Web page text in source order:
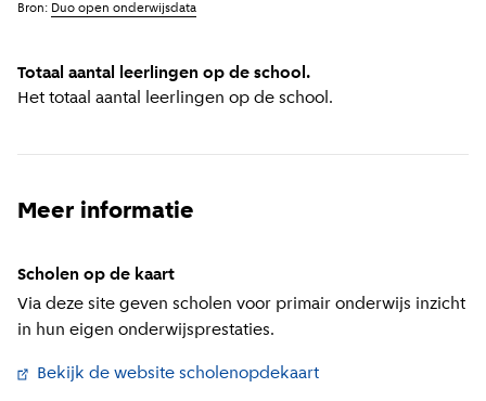
Totaal aantal leerlingen op de school.
Het totaal aantal leerlingen op de school.
Bron: Duo open onderwijsdata
Meer informatie
Scholen op de kaart
Via deze site geven scholen voor primair onderwijs inzicht
in hun eigen onderwijsprestaties.
Bekijk de website scholenopdekaart